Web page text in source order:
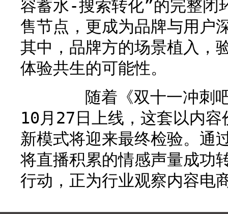
容蓄水-搜索转化”的完整闭
售节点，更成为品牌与用户
其中，品牌方的场景植入，
体验共生的可能性。
随着《双十一冲刺吧
10月27日上线，这套以内
新模式将迎来最终检验。通
将直播积累的情感声量成功
行动，正为行业观察内容电